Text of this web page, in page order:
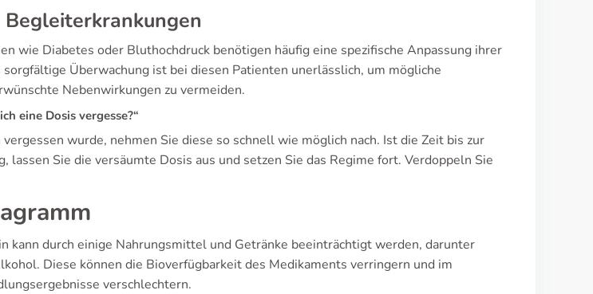
wie Diabetes oder Bluthochdruck benötigen häufig eine spezifische Anpassung ihrer
Überwachung ist bei diesen Patienten unerlässlich, um mögliche
Nebenwirkungen zu vermeiden.
eine Dosis vergesse?“
wurde, nehmen Sie diese so schnell wie möglich nach. Ist die Zeit bis zur
lassen Sie die versäumte Dosis aus und setzen Sie das Regime fort. Verdoppeln Sie
kann durch einige Nahrungsmittel und Getränke beeinträchtigt werden, darunter
Diese können die Bioverfügbarkeit des Medikaments verringern und im
verschlechtern.